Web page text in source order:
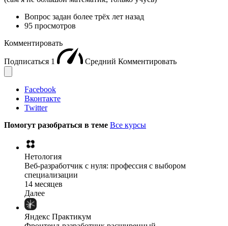
Вопрос задан более трёх лет назад
95 просмотров
Комментировать
Подписаться 1 Средний Комментировать
Facebook
Вконтакте
Twitter
Помогут разобраться в теме Все курсы
Нетология
Веб-разработчик с нуля: профессия с выбором
специализации
14 месяцев
Далее
Яндекс Практикум